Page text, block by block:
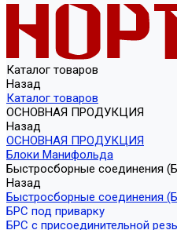
Каталог товаров
Назад
Каталог товаров
ОСНОВНАЯ ПРОДУКЦИЯ
Назад
ОСНОВНАЯ ПРОДУКЦИЯ
Блоки Манифольда
Быстросборные соединения
Назад
Быстросборные соединения
БРС под приварку
БРС с присоединительной